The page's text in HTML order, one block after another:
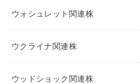
ウォシュレット関連株
ウクライナ関連株
ウッドショック関連株